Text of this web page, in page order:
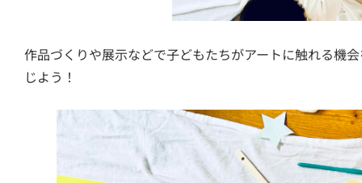
作品づくりや展示などで子どもたちがアートに触れる機
じよう！